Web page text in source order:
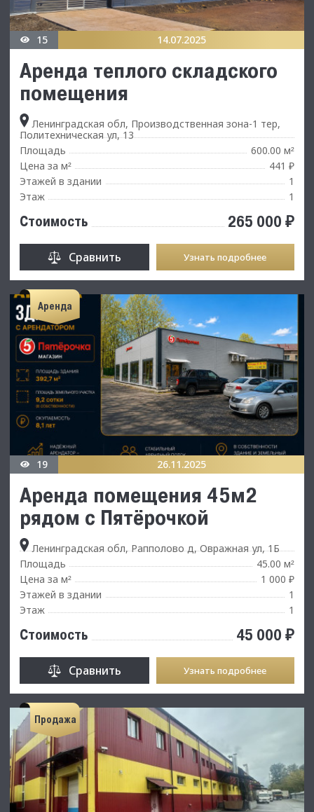
15 14.07.2025
Аренда теплого складского
помещения
Ленинградская обл, Производственная зона-1 тер,
Политехническая ул, 13
Площадь
600.00 м²
Цена за м²
441 ₽
Этажей в здании
1
Этаж
1
Стоимость 265 000 ₽
Сравнить Узнать подробнее
Аренда
19 26.11.2025
Аренда помещения 45м2
рядом с Пятёрочкой
Ленинградская обл, Рапполово д, Овражная ул, 1Б
Площадь
45.00 м²
Цена за м²
1 000 ₽
Этажей в здании
1
Этаж
1
Стоимость 45 000 ₽
Сравнить Узнать подробнее
Продажа